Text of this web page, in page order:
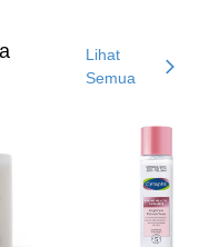
Lihat
Semua